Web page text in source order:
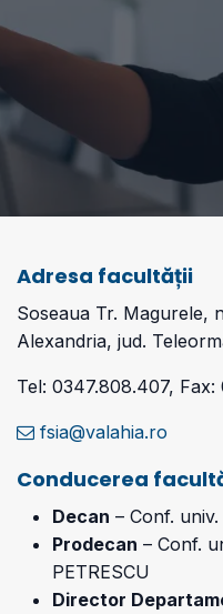
Adresa facultății
Soseaua Tr. Magurele,
Alexandria, jud.
Tel: 0347.808.407,
fsia@valahia.ro
Conducerea
Decan – Conf.
Prodecan – Conf.
PETRESCU
Director